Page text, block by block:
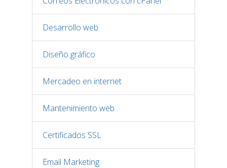
Desarrollo web
Diseño gráfico
Mercadeo en internet
Mantenimiento web
Certificados SSL
Email Marketing